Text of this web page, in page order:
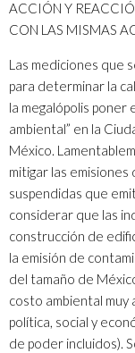
ACCIÓN Y
CON LAS MISMAS
Las mediciones que
para determinar la
la megalópolis poner
ambiental” en la
México.
mitigar las
suspendidas que
considerar que las
construcción de
la emisión de
del tamaño de
costo ambiental
política, social y
de poder incluidos).